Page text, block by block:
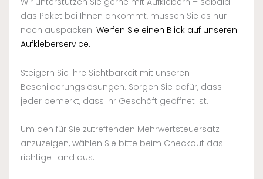
das Paket bei Ihnen ankommt, müssen Sie es nur
noch auspacken. Werfen Sie einen Blick auf unseren
Aufkleberservice.
Steigern Sie Ihre Sichtbarkeit mit unseren
Beschilderungslösungen. Sorgen Sie dafür, dass
jeder bemerkt, dass Ihr Geschäft geöffnet ist.
Um den für Sie zutreffenden Mehrwertsteuersatz
anzuzeigen, wählen Sie bitte beim Checkout das
richtige Land aus.